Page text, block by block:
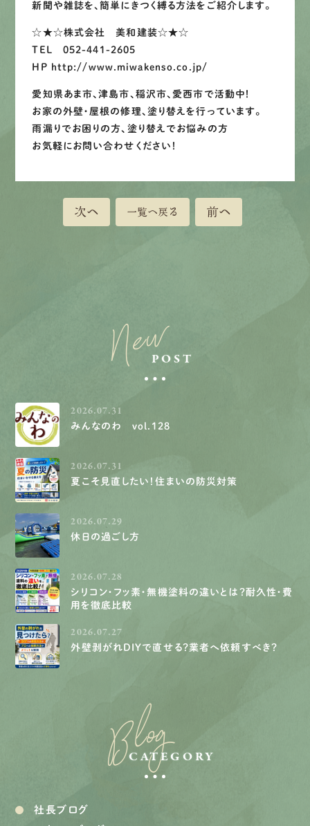
新聞や雑誌を、簡単にきつく縛る方法をご紹介します。
☆★☆株式会社 美和建装☆★☆
TEL 052-441-2605
HP http://www.miwakenso.co.jp/
愛知県あま市、津島市、稲沢市、愛西市で活動中！
お家の外壁・屋根の修理、塗り替えを行っています。
雨漏りでお困りの方、塗り替えでお悩みの方
お気軽にお問い合わせください！
次へ 一覧へ戻る 前へ
NewPOST
2026.07.31
みんなのわ vol.128
2026.07.31
夏こそ見直したい！住まいの防災対策
2026.07.29
休日の過ごし方
2026.07.28
シリコン・フッ素・無機塗料の違いとは？耐久性・費
用を徹底比較
2026.07.27
外壁剥がれDIYで直せる？業者へ依頼すべき？
Blog
CATEGORY
社長ブログ